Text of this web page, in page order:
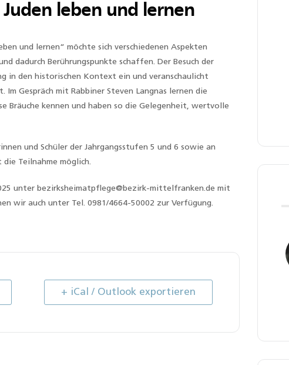
leben und lernen
und lernen“ möchte sich verschiedenen Aspekten
dadurch Berührungspunkte schaffen. Der Besuch der
in den historischen Kontext ein und veranschaulicht
Gespräch mit Rabbiner Steven Langnas lernen die
Bräuche kennen und haben so die Gelegenheit, wertvolle
und Schüler der Jahrgangsstufen 5 und 6 sowie an
Teilnahme möglich.
unter bezirksheimatpflege@bezirk-mittelfranken.de mit
wir auch unter Tel. 0981/4664-50002 zur Verfügung.
+ iCal / Outlook exportieren